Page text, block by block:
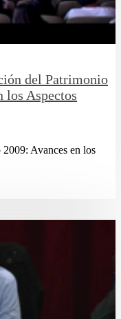
del Patrimonio
los Aspectos
Avances en los